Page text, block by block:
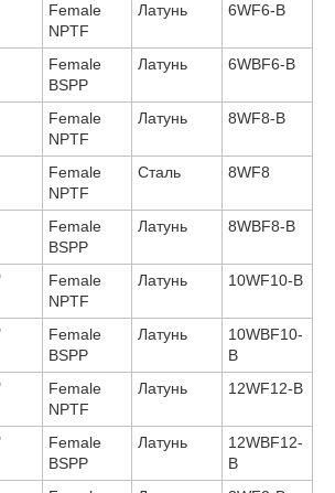
Female
NPTF
Латунь 6WF6-B
Female
BSPP
Латунь 6WBF6-B
Female
NPTF
Латунь 8WF8-B
Female
NPTF
Сталь 8WF8
Female
BSPP
Латунь 8WBF8-B
Female
NPTF
Латунь 10WF10-B
Female
BSPP
Латунь
10WBF10-
B
Female
NPTF
Латунь 12WF12-B
Female
BSPP
Латунь
12WBF12-
B